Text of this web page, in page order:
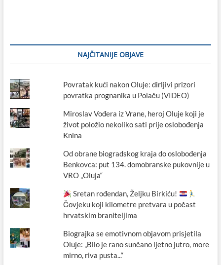
NAJČITANIJE OBJAVE
Povratak kući nakon Oluje: dirljivi prizori
povratka prognanika u Polaču (VIDEO)
Miroslav Vođera iz Vrane, heroj Oluje koji je
život položio nekoliko sati prije oslobođenja
Knina
Od obrane biogradskog kraja do oslobođenja
Benkovca: put 134. domobranske pukovnije u
VRO „Oluja“
Sretan rođendan, Željku Birkiću!
Čovjeku koji kilometre pretvara u počast
hrvatskim braniteljima
Biograjka se emotivnom objavom prisjetila
Oluje: „Bilo je rano sunčano ljetno jutro, more
mirno, riva pusta...“